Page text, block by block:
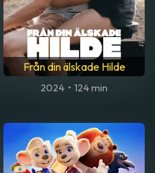
Från din älskade Hilde
2024 • 124 min